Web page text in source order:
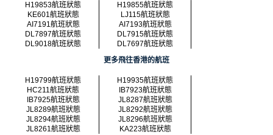
H19853航班狀態
H19855航班狀態
KE601航班狀態
LJ115航班狀態
AI7191航班狀態
AI7193航班狀態
DL7897航班狀態
DL7915航班狀態
DL9018航班狀態
DL7697航班狀態
更多飛往香港的航班
H19799航班狀態
H19935航班狀態
HC211航班狀態
IB7923航班狀態
IB7925航班狀態
JL8287航班狀態
JL8289航班狀態
JL8292航班狀態
JL8294航班狀態
JL8296航班狀態
JL8261航班狀態
KA223航班狀態